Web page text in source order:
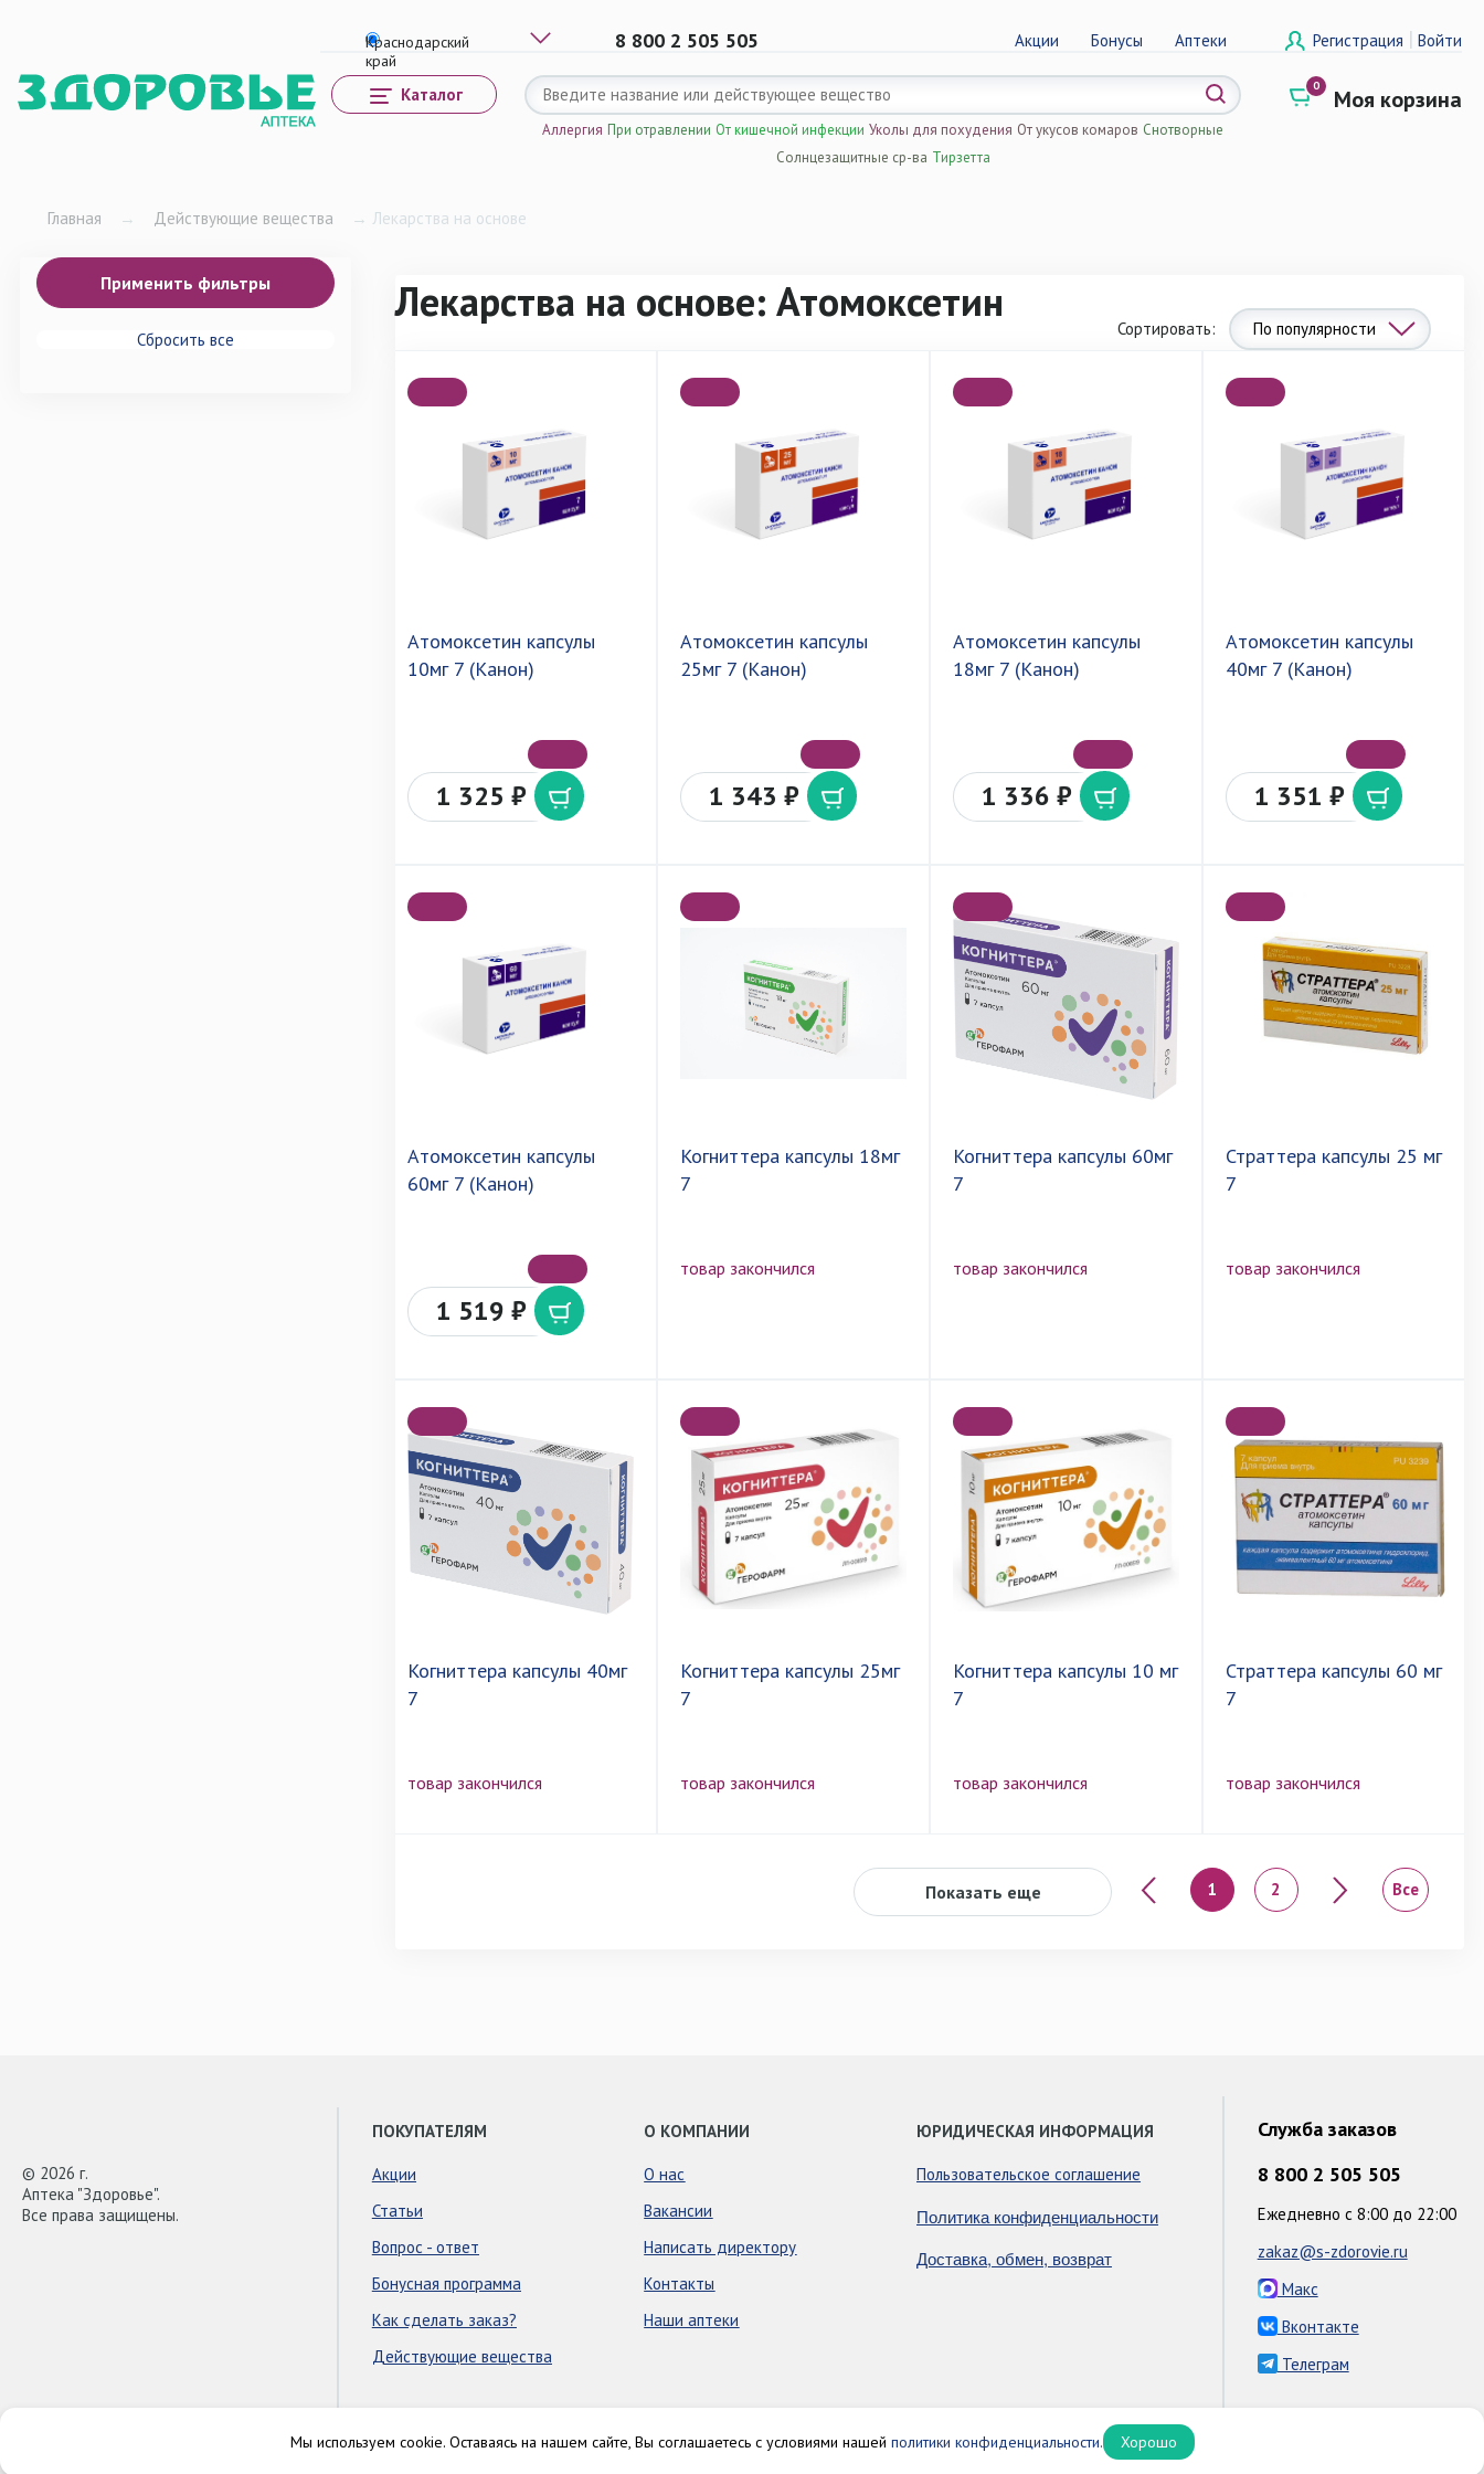
8 800 2 505 505 Акции Бонусы Аптеки Регистрация | Войти
0 Моя корзина
Каталог
Аллергия При отравлении От кишечной инфекции Уколы для похудения От укусов комаров Снотворные
Солнцезащитные ср-ва Тирзетта
Главная → Действующие вещества → Лекарства на основе
Сортировать: По популярности
Лекарства на основе: Атомоксетин
Атомоксетин капсулы
10мг 7 (Канон)
1 325 ₽
Атомоксетин капсулы
25мг 7 (Канон)
1 343 ₽
Атомоксетин капсулы
18мг 7 (Канон)
1 336 ₽
Атомоксетин капсулы
40мг 7 (Канон)
1 351 ₽
Атомоксетин капсулы
60мг 7 (Канон)
1 519 ₽
Когниттера капсулы 18мг
7
товар закончился
Когниттера капсулы 60мг
7
товар закончился
Страттера капсулы 25 мг
7
товар закончился
Когниттера капсулы 40мг
7
товар закончился
Когниттера капсулы 25мг
7
товар закончился
Когниттера капсулы 10 мг
7
товар закончился
Страттера капсулы 60 мг
7
товар закончился
Показать еще « 1 2 » Все
© 2026 г.
Аптека "Здоровье".
Все права защищены.
ПОКУПАТЕЛЯМ
Акции
Статьи
Вопрос - ответ
Бонусная программа
Как сделать заказ?
Действующие вещества
О КОМПАНИИ
О нас
Вакансии
Написать директору
Контакты
Наши аптеки
ЮРИДИЧЕСКАЯ ИНФОРМАЦИЯ
Пользовательское соглашение
Политика конфиденциальности
Доставка, обмен, возврат
Служба заказов
8 800 2 505 505
Ежедневно с 8:00 до 22:00
zakaz@s-zdorovie.ru
Макс
Вконтакте
Телеграм
Мы используем cookie. Оставаясь на нашем сайте, Вы соглашаетесь с условиями нашей политики конфиденциальности. Хорошо